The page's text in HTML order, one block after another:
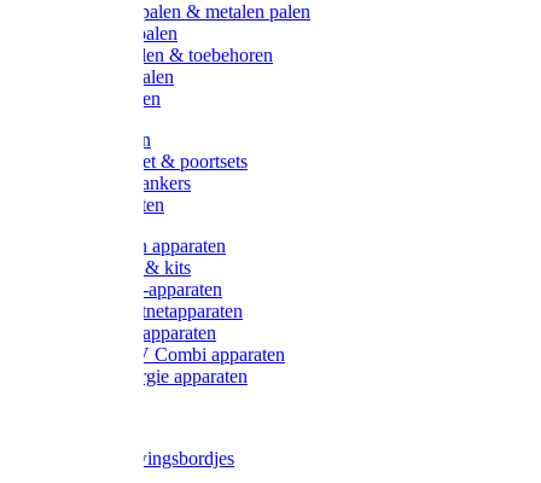
Recycling palen & metalen palen
Kunststof palen
T-Post t-palen & toebehoren
Glasfiber palen
Houten palen
Poortgrepen
Doorgangset & poortsets
Poortgreepankers
Weidepoorten
Onderdelen apparaten
Starter sets & kits
9V Batterij-apparaten
230V Lichtnetapparaten
12V Accu-apparaten
230V / 12V Combi apparaten
Zonne-energie apparaten
Waarschuwingsbordjes